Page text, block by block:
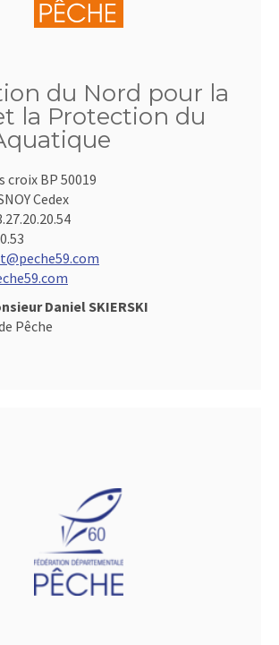
du Nord pour la
la Protection du
croix BP 50019
Cedex
Daniel SKIERSKI
Pêche